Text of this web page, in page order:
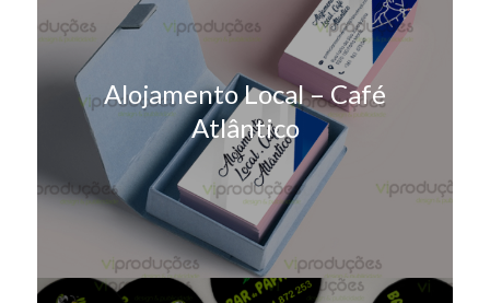
Alojamento Local – Café
Atlântico